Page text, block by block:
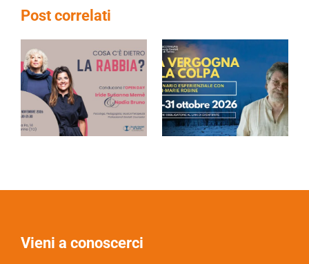
Post correlati
Vieni a conoscerci